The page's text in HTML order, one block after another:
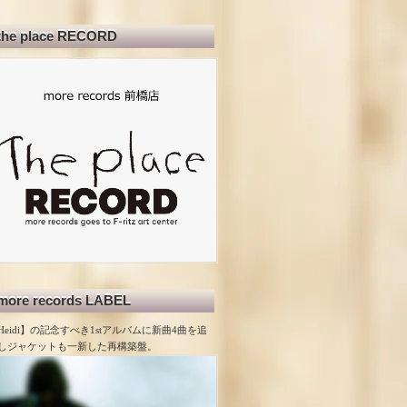
place RECORD
records LABEL
】の記念すべき1stアルバムに新曲4曲を追
ジャケットも一新した再構築盤。